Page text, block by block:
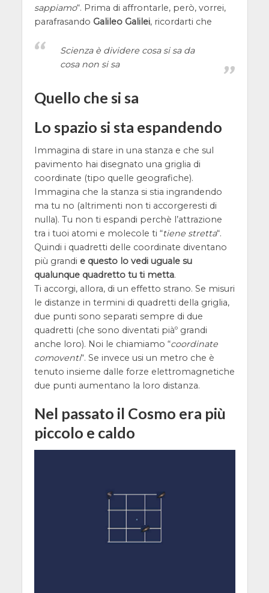
sappiamo“. Prima di affrontarle, però, vorrei,
parafrasando Galileo Galilei, ricordarti che
Scienza è dividere cosa si sa da
cosa non si sa
Quello che si sa
Lo spazio si sta espandendo
Immagina di stare in una stanza e che sul
pavimento hai disegnato una griglia di
coordinate (tipo quelle geografiche).
Immagina che la stanza si stia ingrandendo
ma tu no (altrimenti non ti accorgeresti di
nulla). Tu non ti espandi perchè l’attrazione
tra i tuoi atomi e molecole ti “tiene stretta“.
Quindi i quadretti delle coordinate diventano
più grandi e questo lo vedi uguale su
qualunque quadretto tu ti metta.
Ti accorgi, allora, di un effetto strano. Se misuri
le distanze in termini di quadretti della griglia,
due punti sono separati sempre di due
quadretti (che sono diventati piàº grandi
anche loro). Noi le chiamiamo “coordinate
comoventi“. Se invece usi un metro che è
tenuto insieme dalle forze elettromagnetiche
due punti aumentano la loro distanza.
Nel passato il Cosmo era più
piccolo e caldo